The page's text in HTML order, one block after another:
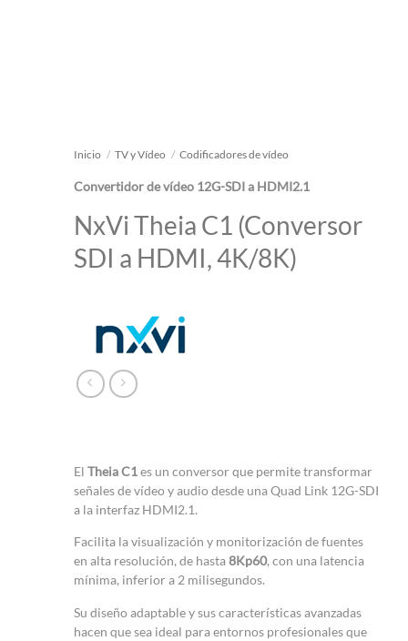
Inicio / TV y Vídeo / Codificadores de vídeo
Convertidor de vídeo 12G-SDI a HDMI2.1
NxVi Theia C1 (Conversor
SDI a HDMI, 4K/8K)
ElTheia C1es un conversor que permite transformar
señales de vídeo y audio desde una Quad Link 12G-SDI
a la interfaz HDMI2.1.
Facilita la visualización y monitorización de fuentes
en alta resolución, de hasta8Kp60, con una latencia
mínima, inferior a 2 milisegundos.
Su diseño adaptable y sus características avanzadas
hacen que sea ideal para entornos profesionales que